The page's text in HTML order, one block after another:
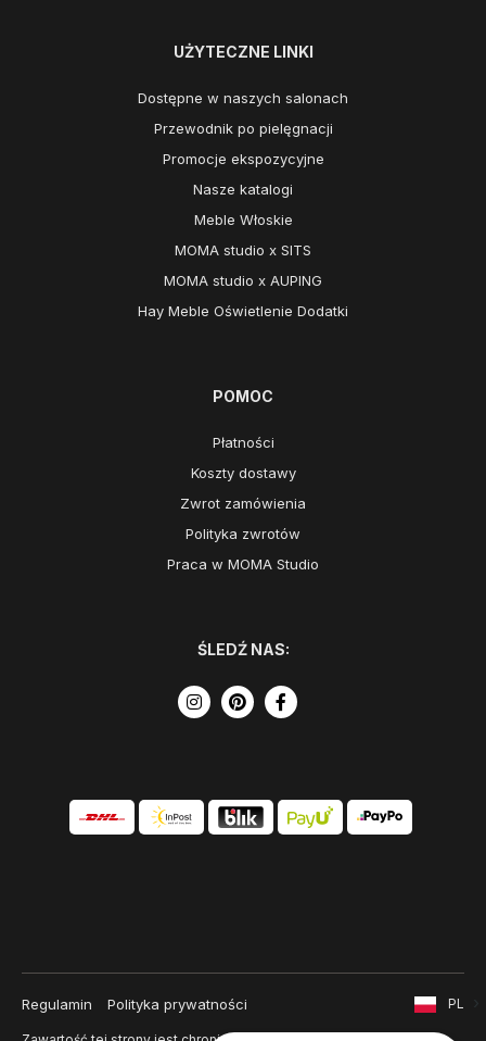
UŻYTECZNE LINKI
Dostępne w naszych salonach
Przewodnik po pielęgnacji
Promocje ekspozycyjne
Nasze katalogi
Meble Włoskie
MOMA studio x SITS
MOMA studio x AUPING
Hay Meble Oświetlenie Dodatki
POMOC
Płatności
Koszty dostawy
Zwrot zamówienia
Polityka zwrotów
Praca w MOMA Studio
ŚLEDŹ NAS:
Regulamin Polityka prywatności PL